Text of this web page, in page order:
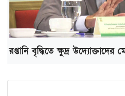
রপ্তানি বৃদ্ধিতে ক্ষুদ্র উদ্যোক্তাদের